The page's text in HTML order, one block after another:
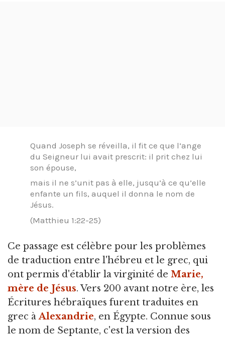
Quand Joseph se réveilla, il fit ce que l’ange
du Seigneur lui avait prescrit: il prit chez lui
son épouse,
mais il ne s’unit pas à elle, jusqu’à ce qu’elle
enfante un fils, auquel il donna le nom de
Jésus.
(Matthieu 1:22-25)
Ce passage est célèbre pour les problèmes
de traduction entre l'hébreu et le grec, qui
ont permis d'établir la virginité de Marie,
mère de Jésus. Vers 200 avant notre ère, les
Écritures hébraïques furent traduites en
grec àAlexandrie, en Égypte. Connue sous
le nom de Septante, c'est la version des